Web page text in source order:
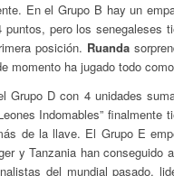
En el Grupo B hay un
pero los senegaleses
posición. Ruanda
momento ha jugado todo
Grupo D con 4 unidades
Indomables” finalmente
de la llave. El Grupo E
y Tanzania han conseguido
del mundial pasado,